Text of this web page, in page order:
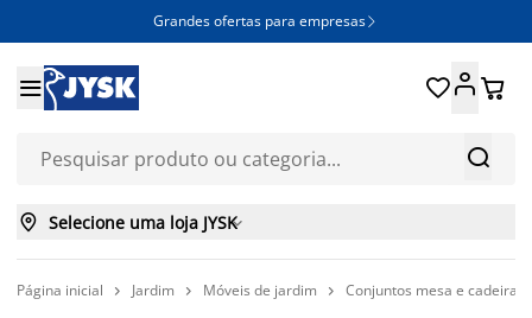
Grandes ofertas para empresas 


 
 Selecione uma loja JYSK
Página inicial  Jardim  Móveis de jardim  Conjuntos mesa e cadeiras